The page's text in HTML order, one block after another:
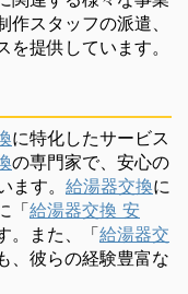
スタッフの派遣、
提供しています。
に特化したサービス
の専門家で、安心の
す。 給湯器交換に
「給湯器交換 安
。また、「給湯器交
、彼らの経験豊富な